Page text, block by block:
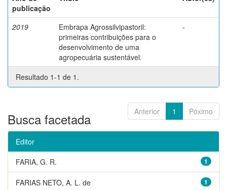
publicação
2019
Embrapa Agrossilvipastoril:
primeiras contribuições para o
desenvolvimento de uma
agropecuária sustentável.
-
Resultado 1-1 de 1.
Anterior 1 Póximo
Busca facetada
Editor
1
FARIA, G. R.
1
FARIAS NETO, A. L. de